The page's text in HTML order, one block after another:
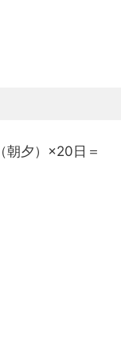
朝夕）×20日＝